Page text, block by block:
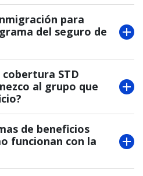
para
del seguro de
STD
al grupo que
de beneficios
funcionan con la